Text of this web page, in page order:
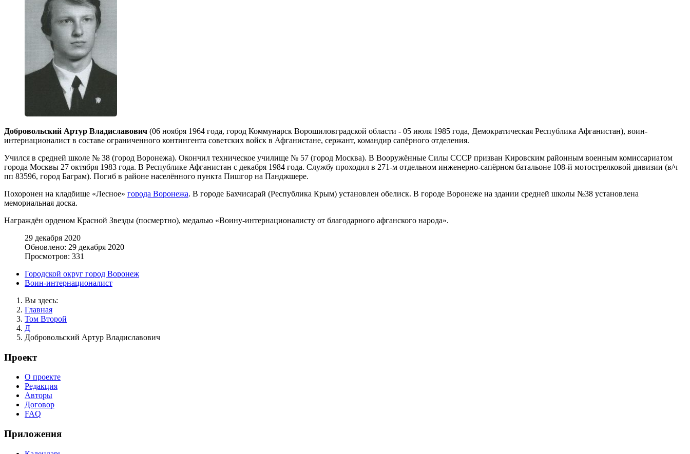
Добровольский Артур Владиславович (06 ноября 1964 года, город Коммунарск Ворошиловградской области - 05 июля 1985 года, Демократическая Республика Афганистан), воин-
интернационалист в составе ограниченного контингента советских войск в Афганистане, сержант, командир сапёрного отделения.
Учился в средней школе № 38 (город Воронежа). Окончил техническое училище № 57 (город Москва). В Вооружённые Силы СССР призван Кировским районным военным комиссариатом
города Москвы 27 октября 1983 года. В Республике Афганистан с декабря 1984 года. Службу проходил в 271-м отдельном инженерно-сапёрном батальоне 108-й мотострелковой дивизии (в/ч
пп 83596, город Баграм). Погиб в районе населённого пункта Пишгор на Панджшере.
Похоронен на кладбище «Лесное» города Воронежа. В городе Бахчисарай (Республика Крым) установлен обелиск. В городе Воронеже на здании средней школы №38 установлена
мемориальная доска.
Награждён орденом Красной Звезды (посмертно), медалью «Воину-интернационалисту от благодарного афганского народа».
29 декабря 2020
Обновлено: 29 декабря 2020
Просмотров: 331
Городской округ город Воронеж
Воин-интернационалист
Вы здесь:
Главная
Том Второй
Д
Добровольский Артур Владиславович
Проект
О проекте
Редакция
Авторы
Договор
FAQ
Приложения